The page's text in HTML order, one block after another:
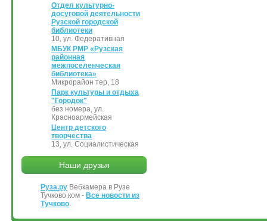
Отдел культурно-
досуговой деятельности
Рузской городской
библиотеки
10, ул. Федеративная
МБУК РМР «Рузская
районная
межпоселенческая
библиотека»
Микрорайон тер, 18
Парк культуры и отдыха
"Городок"
без номера, ул.
Красноармейская
Центр детского
творчества
13, ул. Социалистическая
Наши друзья
Руза.ру Вебкамера в Рузе
Тучково.ком - Все новости из
Тучково.